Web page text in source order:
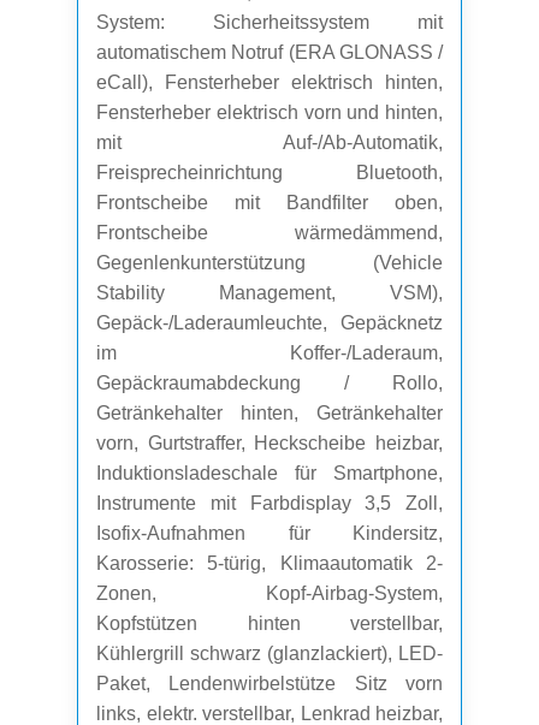
System: Sicherheitssystem mit
automatischem Notruf (ERA GLONASS /
eCall), Fensterheber elektrisch hinten,
Fensterheber elektrisch vorn und hinten,
mit Auf-/Ab-Automatik,
Freisprecheinrichtung Bluetooth,
Frontscheibe mit Bandfilter oben,
Frontscheibe wärmedämmend,
Gegenlenkunterstützung (Vehicle
Stability Management, VSM),
Gepäck-/Laderaumleuchte, Gepäcknetz
im Koffer-/Laderaum,
Gepäckraumabdeckung / Rollo,
Getränkehalter hinten, Getränkehalter
vorn, Gurtstraffer, Heckscheibe heizbar,
Induktionsladeschale für Smartphone,
Instrumente mit Farbdisplay 3,5 Zoll,
Isofix-Aufnahmen für Kindersitz,
Karosserie: 5-türig, Klimaautomatik 2-
Zonen, Kopf-Airbag-System,
Kopfstützen hinten verstellbar,
Kühlergrill schwarz (glanzlackiert), LED-
Paket, Lendenwirbelstütze Sitz vorn
links, elektr. verstellbar, Lenkrad heizbar,